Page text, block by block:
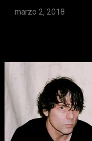
marzo 2, 2018